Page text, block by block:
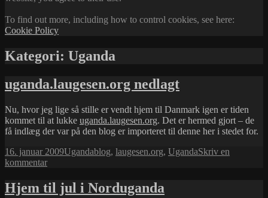
To find out more, including how to control cookies, see here:
Cookie Policy
Kategori: Uganda
uganda.laugesen.org nedlagt
Nu, hvor jeg lige så stille er vendt hjem til Danmark igen er tiden
kommet til at lukke uganda.laugesen.org. Det er hermed gjort – de
få indlæg der var på den blog er importeret til denne her i stedet for.
Udgivet
i
16. januar 2009Kategorier
UgandaTags
blog, laugesen.org, UgandaSkriv en
kommentartil
nedlagt
Hjem til jul i Norduganda